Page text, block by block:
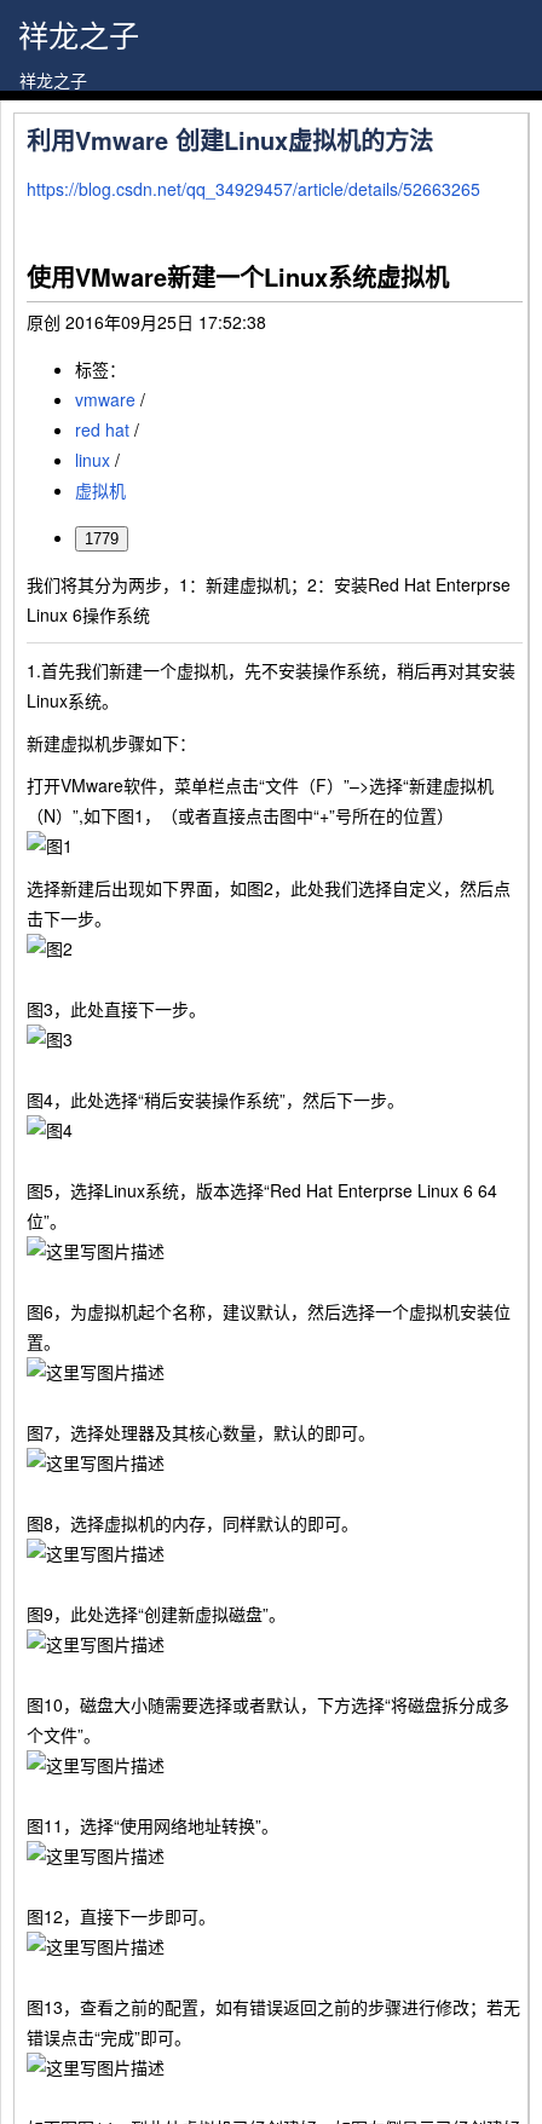
祥龙之子
祥龙之子
利用Vmware 创建Linux虚拟机的方法
https://blog.csdn.net/qq_34929457/article/details/52663265
使用VMware新建一个Linux系统虚拟机
原创 2016年09月25日 17:52:38
标签：
vmware /
red hat /
linux /
虚拟机
1779
我们将其分为两步，1：新建虚拟机；2：安装Red Hat Enterprse
Linux 6操作系统
1.首先我们新建一个虚拟机，先不安装操作系统，稍后再对其安装
Linux系统。
新建虚拟机步骤如下：
打开VMware软件，菜单栏点击“文件（F）”–>选择“新建虚拟机
（N）”,如下图1，（或者直接点击图中“+”号所在的位置）
选择新建后出现如下界面，如图2，此处我们选择自定义，然后点
击下一步。
图3，此处直接下一步。
图4，此处选择“稍后安装操作系统”，然后下一步。
图5，选择Linux系统，版本选择“Red Hat Enterprse Linux 6 64
位”。
图6，为虚拟机起个名称，建议默认，然后选择一个虚拟机安装位
置。
图7，选择处理器及其核心数量，默认的即可。
图8，选择虚拟机的内存，同样默认的即可。
图9，此处选择“创建新虚拟磁盘”。
图10，磁盘大小随需要选择或者默认，下方选择“将磁盘拆分成多
个文件”。
图11，选择“使用网络地址转换”。
图12，直接下一步即可。
图13，查看之前的配置，如有错误返回之前的步骤进行修改；若无
错误点击“完成”即可。